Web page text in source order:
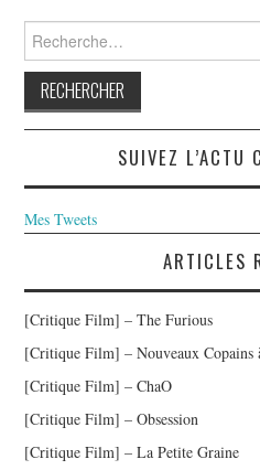
Rechercher :
SUIVEZ L’ACTU
Mes Tweets
ARTICLES
[Critique Film] – The Furious
[Critique Film] – Nouveaux Copains
[Critique Film] – ChaO
[Critique Film] – Obsession
[Critique Film] – La Petite Graine